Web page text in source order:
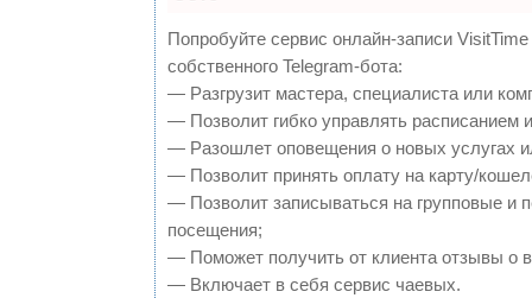
Попробуйте сервис онлайн-записи
собственного Telegram-бота:
— Разгрузит мастера, специалиста или
— Позволит гибко управлять расписанием и
— Разошлет оповещения о новых услугах
— Позволит принять оплату на карту/
— Позволит записываться на групповые и
посещения;
— Поможет получить от клиента отзывы о
— Включает в себя сервис чаевых.